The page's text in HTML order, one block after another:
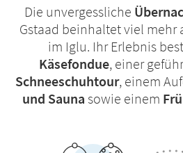
Die unvergessliche
Gstaad beinhaltet viel mehr
im Iglu. Ihr Erlebnis
Käsefondue, einer
Schneeschuhtour, einem
und Sauna sowie einem